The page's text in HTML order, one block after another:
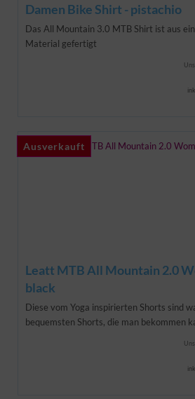
Damen Bike Shirt - pistachio
Das All Mountain 3.0 MTB Shirt ist aus
Material gefertigt
Leatt MTB All Mountain 2.0
black
Diese vom Yoga inspirierten Shorts sind
bequemsten Shorts, die man bekommen
Ausverkauft
Ausverkauft